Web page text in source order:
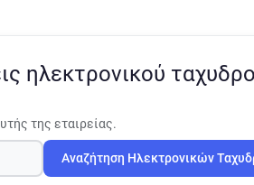
ηλεκτρονικού
της εταιρείας.
Αναζήτηση Ηλεκτρονικών